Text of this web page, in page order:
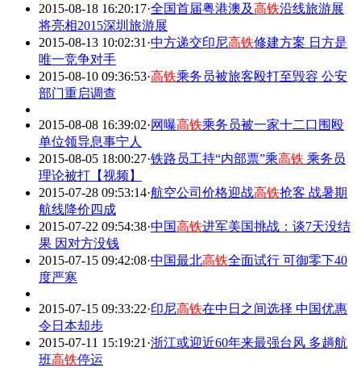
2015-08-18 16:20:17·全国首届粤港澳及高铁沿线旅游展
将亮相2015深圳旅游展
2015-08-13 10:02:31 ·中方递交印尼高铁修建方案 日方是
唯一竞争对手
2015-08-10 09:36:53·高铁乘务员被旅客殴打至毁容 公安
部门重启调查
2015-08-08 16:39:02·网曝高铁乘务员被一家十二口围殴
单位领导息事宁人
2015-08-05 18:00:27·铁路员工持“内部票”乘高铁 乘务员
理论被打【视频】
2015-07-28 09:53:14·航空公司价格迎战高铁抢客 战暑期
航线降价四成
2015-07-22 09:54:38·中国高铁进军美国挑战：谈7天没结
果 因对方没钱
2015-07-15 09:42:08·中国最北高铁全面试行 可御零下40
度严寒
2015-07-15 09:33:22·印尼高铁在中日之间选择 中国优惠
令日本却步
2015-07-11 15:19:21 ·浙江或迎近60年来最强台风 多趟航
班高铁停运